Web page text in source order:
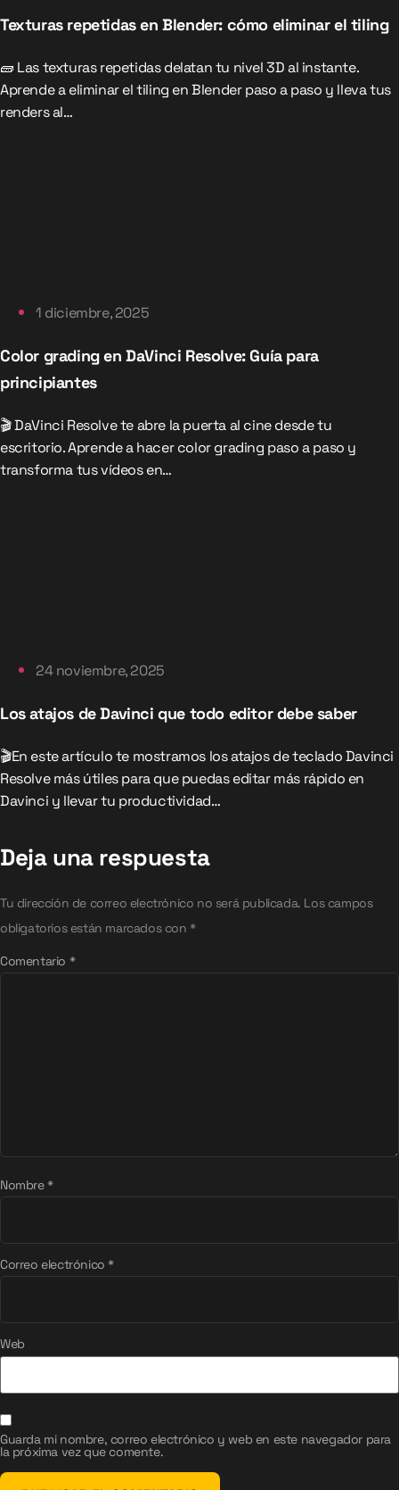
Texturas repetidas en Blender: cómo eliminar el tiling
🧱 Las texturas repetidas delatan tu nivel 3D al instante.
Aprende a eliminar el tiling en Blender paso a paso y lleva tus
renders al…
1 diciembre, 2025
Color grading en DaVinci Resolve: Guía para
principiantes
🎬 DaVinci Resolve te abre la puerta al cine desde tu
escritorio. Aprende a hacer color grading paso a paso y
transforma tus vídeos en…
24 noviembre, 2025
Los atajos de Davinci que todo editor debe saber
🎬En este artículo te mostramos los atajos de teclado Davinci
Resolve más útiles para que puedas editar más rápido en
Davinci y llevar tu productividad…
Deja una respuesta
Tu dirección de correo electrónico no será publicada. Los campos
obligatorios están marcados con *
Comentario *
Nombre*
Correo electrónico*
Web
Guarda mi nombre, correo electrónico y web en este navegador para
la próxima vez que comente.